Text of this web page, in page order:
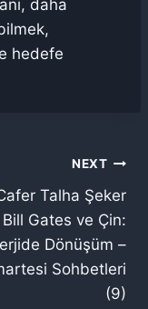
daha
hedefe
NEXT
Talha Şeker
Bill Gates ve Çin:
Dönüşüm –
Sohbetleri
(9)